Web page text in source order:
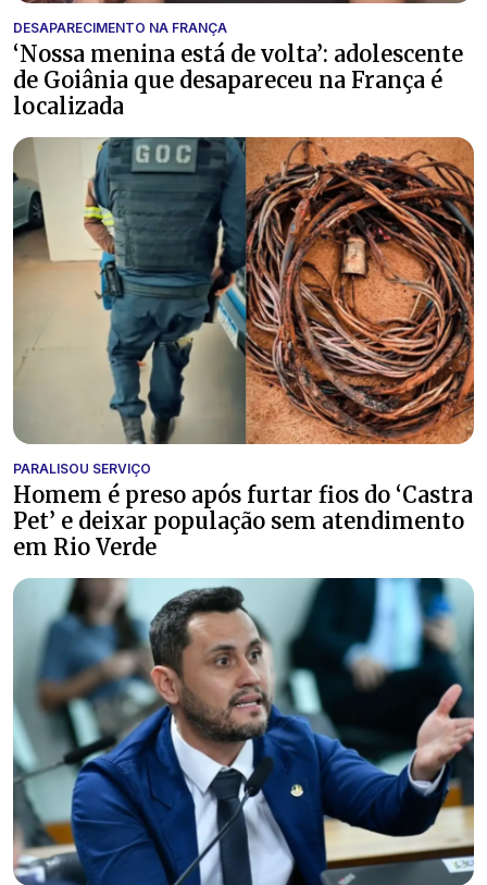
DESAPARECIMENTO NA FRANÇA
‘Nossa menina está de volta’: adolescente
de Goiânia que desapareceu na França é
localizada
PARALISOU SERVIÇO
Homem é preso após furtar fios do ‘Castra
Pet’ e deixar população sem atendimento
em Rio Verde